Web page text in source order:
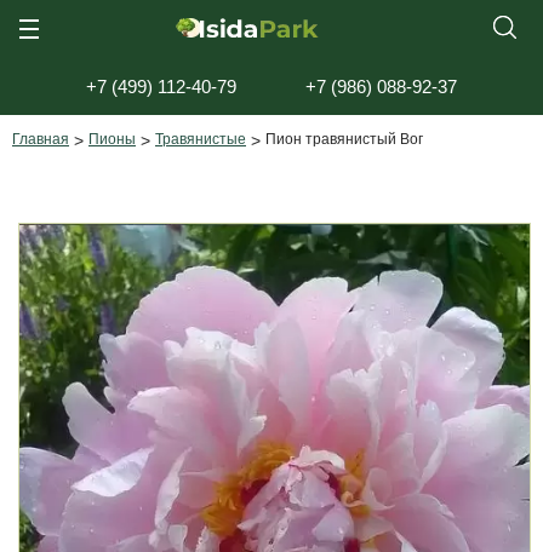
Главная > Пионы > Травянистые > Пион травянистый Вог
+7 (499) 112-40-79 +7 (986) 088-92-37